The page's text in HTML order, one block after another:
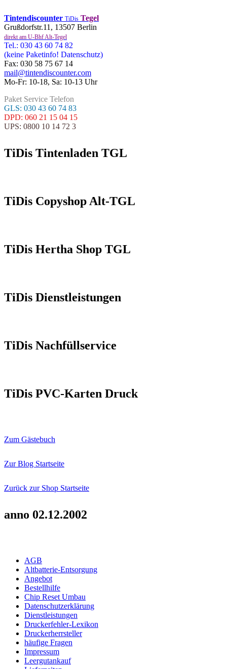
Tintendiscounter TiDis Tegel
Grußdorfstr.11, 13507 Berlin
direkt am U-Bhf Alt-Tegel
Tel.: 030 43 60 74 82
(keine Paketinfo! Datenschutz)
Fax: 030 58 75 67 14
mail@tintendiscounter.com
Mo-Fr: 10-18, Sa: 10-13 Uhr
Paket Service Telefon
GLS: 030 43 60 74 83
DPD: 060 21 15 04 15
UPS: 0800 10 14 72 3
TiDis Tintenladen TGL
TiDis Copyshop Alt-TGL
TiDis Hertha Shop TGL
TiDis Dienstleistungen
TiDis Nachfüllservice
TiDis PVC-Karten Druck
Zum Gästebuch
Zur Blog Startseite
Zurück zur Shop Startseite
anno 02.12.2002
AGB
Altbatterie-Entsorgung
Angebot
Bestellhilfe
Chip Reset Umbau
Datenschutzerklärung
Dienstleistungen
Druckerfehler-Lexikon
Druckerherrsteller
häufige Fragen
Impressum
Leergutankauf